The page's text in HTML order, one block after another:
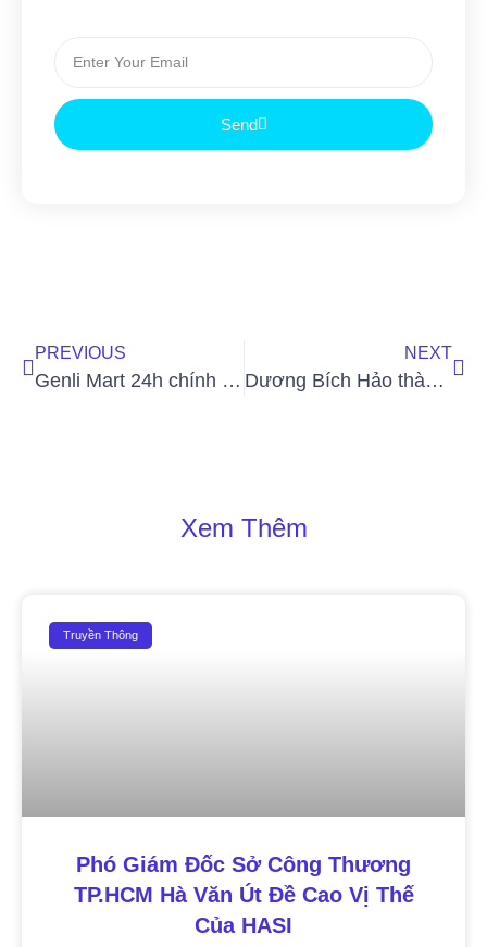
Send
PREVIOUS
Genli Mart 24h chính thức khai trương tại Gò Vấp, TP. Hồ Chí Minh
NEXT
Dương Bích Hảo thành công khi phát hành thẻ VIP Card Genli và ứng dụng thành công vào hệ thống Genli Mart 24H
Xem Thêm
Truyền Thông
Phó Giám Đốc Sở Công Thương
TP.HCM Hà Văn Út Đề Cao Vị Thế
Của HASI